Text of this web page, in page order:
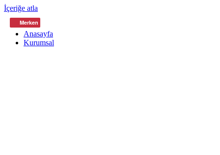
İçeriğe atla
Anasayfa
Kurumsal
Merken